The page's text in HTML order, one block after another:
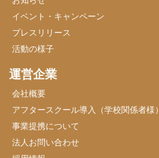
イベント・キャンペーン
プレスリリース
活動の様子
運営企業
会社概要
アフタースクール導入（学校関係者様）
事業提携について
法人お問い合わせ